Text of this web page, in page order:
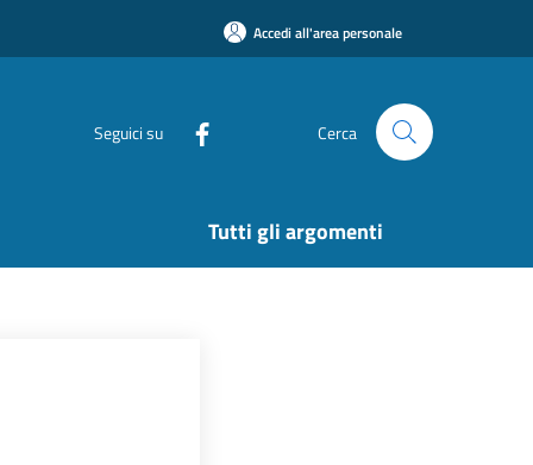
Accedi all'area personale
Seguici su Cerca
Tutti gli argomenti